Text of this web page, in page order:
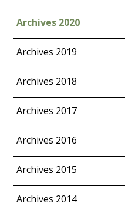
Archives 2020
Archives 2019
Archives 2018
Archives 2017
Archives 2016
Archives 2015
Archives 2014